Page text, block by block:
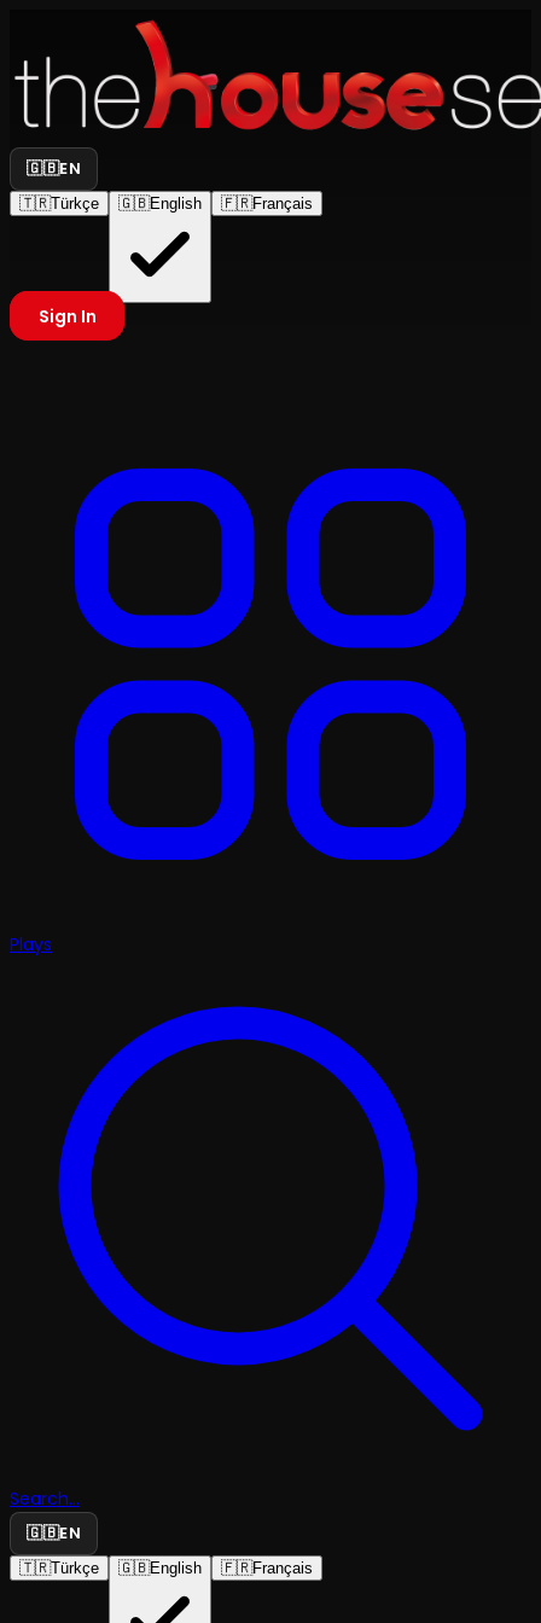
🇬🇧EN
🇹🇷Türkçe 🇬🇧English 🇫🇷Français
Sign In
Plays
Search...
🇬🇧EN
🇹🇷Türkçe 🇬🇧English 🇫🇷Français